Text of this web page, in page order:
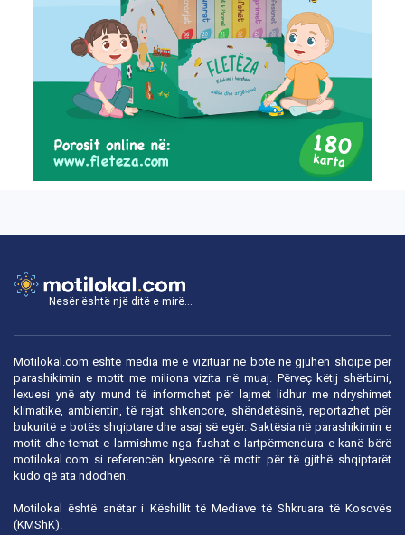
Nesër është një ditë e mirë...
Motilokal.com është media më e vizituar në botë në gjuhën shqipe për
parashikimin e motit me miliona vizita në muaj. Përveç këtij shërbimi,
lexuesi ynë aty mund të informohet për lajmet lidhur me ndryshimet
klimatike, ambientin, të rejat shkencore, shëndetësinë, reportazhet për
bukuritë e botës shqiptare dhe asaj së egër. Saktësia në parashikimin e
motit dhe temat e larmishme nga fushat e lartpërmendura e kanë bërë
motilokal.com si referencën kryesore të motit për të gjithë shqiptarët
kudo që ata ndodhen.
Motilokal është anëtar i Këshillit të Mediave të Shkruara të Kosovës
(KMShK).